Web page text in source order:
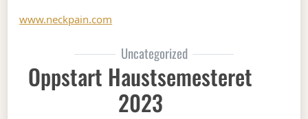
www.neckpain.com
Uncategorized
Oppstart Haustsemesteret
2023